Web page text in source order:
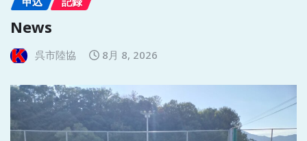
News
呉市陸協 8月 8, 2026